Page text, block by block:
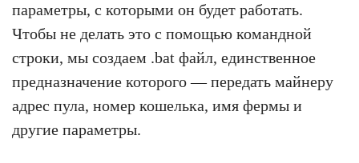
параметры, с которыми он будет работать.
Чтобы не делать это с помощью командной
строки, мы создаем .bat файл, единственное
предназначение которого — передать майнеру
адрес пула, номер кошелька, имя фермы и
другие параметры.